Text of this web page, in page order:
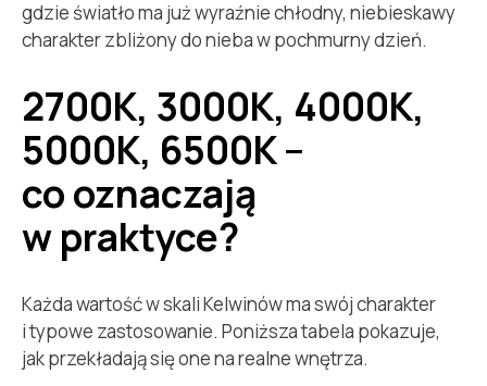
gdzie światło ma już wyraźnie chłodny, niebieskawy
charakter zbliżony do nieba w pochmurny dzień.
2700K, 3000K, 4000K,
5000K, 6500K –
co oznaczają
w praktyce?
Każda wartość w skali Kelwinów ma swój charakter
i typowe zastosowanie. Poniższa tabela pokazuje,
jak przekładają się one na realne wnętrza.